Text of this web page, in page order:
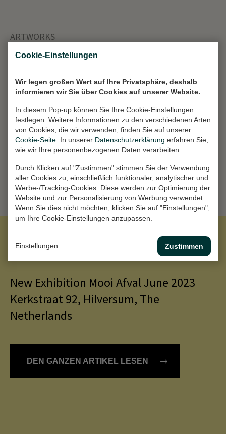
Cookie-Einstellungen
Wir legen großen Wert auf Ihre Privatsphäre, deshalb
informieren wir Sie über Cookies auf unserer Website.
In diesem Pop-up können Sie Ihre Cookie-Einstellungen
festlegen. Weitere Informationen zu den verschiedenen Arten
von Cookies, die wir verwenden, finden Sie auf unserer
Cookie-Seite . In unserer Datenschutzerklärung erfahren Sie,
wie wir Ihre personenbezogenen Daten verarbeiten.
Durch Klicken auf "Zustimmen" stimmen Sie der Verwendung
aller Cookies zu, einschließlich funktionaler, analytischer und
Werbe-/Tracking-Cookies. Diese werden zur Optimierung der
Website und zur Personalisierung von Werbung verwendet.
Wenn Sie dies nicht möchten, klicken Sie auf "Einstellungen",
um Ihre Cookie-Einstellungen anzupassen.
Einstellungen Zustimmen
ARTWORKS
Hier ist eine Übersicht über meine
Kunstwerke, derzeit mit 5 Stücken in
meiner Sammlung.
ALLE KUNSTWERKE ANSEHEN
New Exhibition Mooi Afval June 2023
Kerkstraat 92, Hilversum, The
Netherlands
DEN GANZEN ARTIKEL LESEN